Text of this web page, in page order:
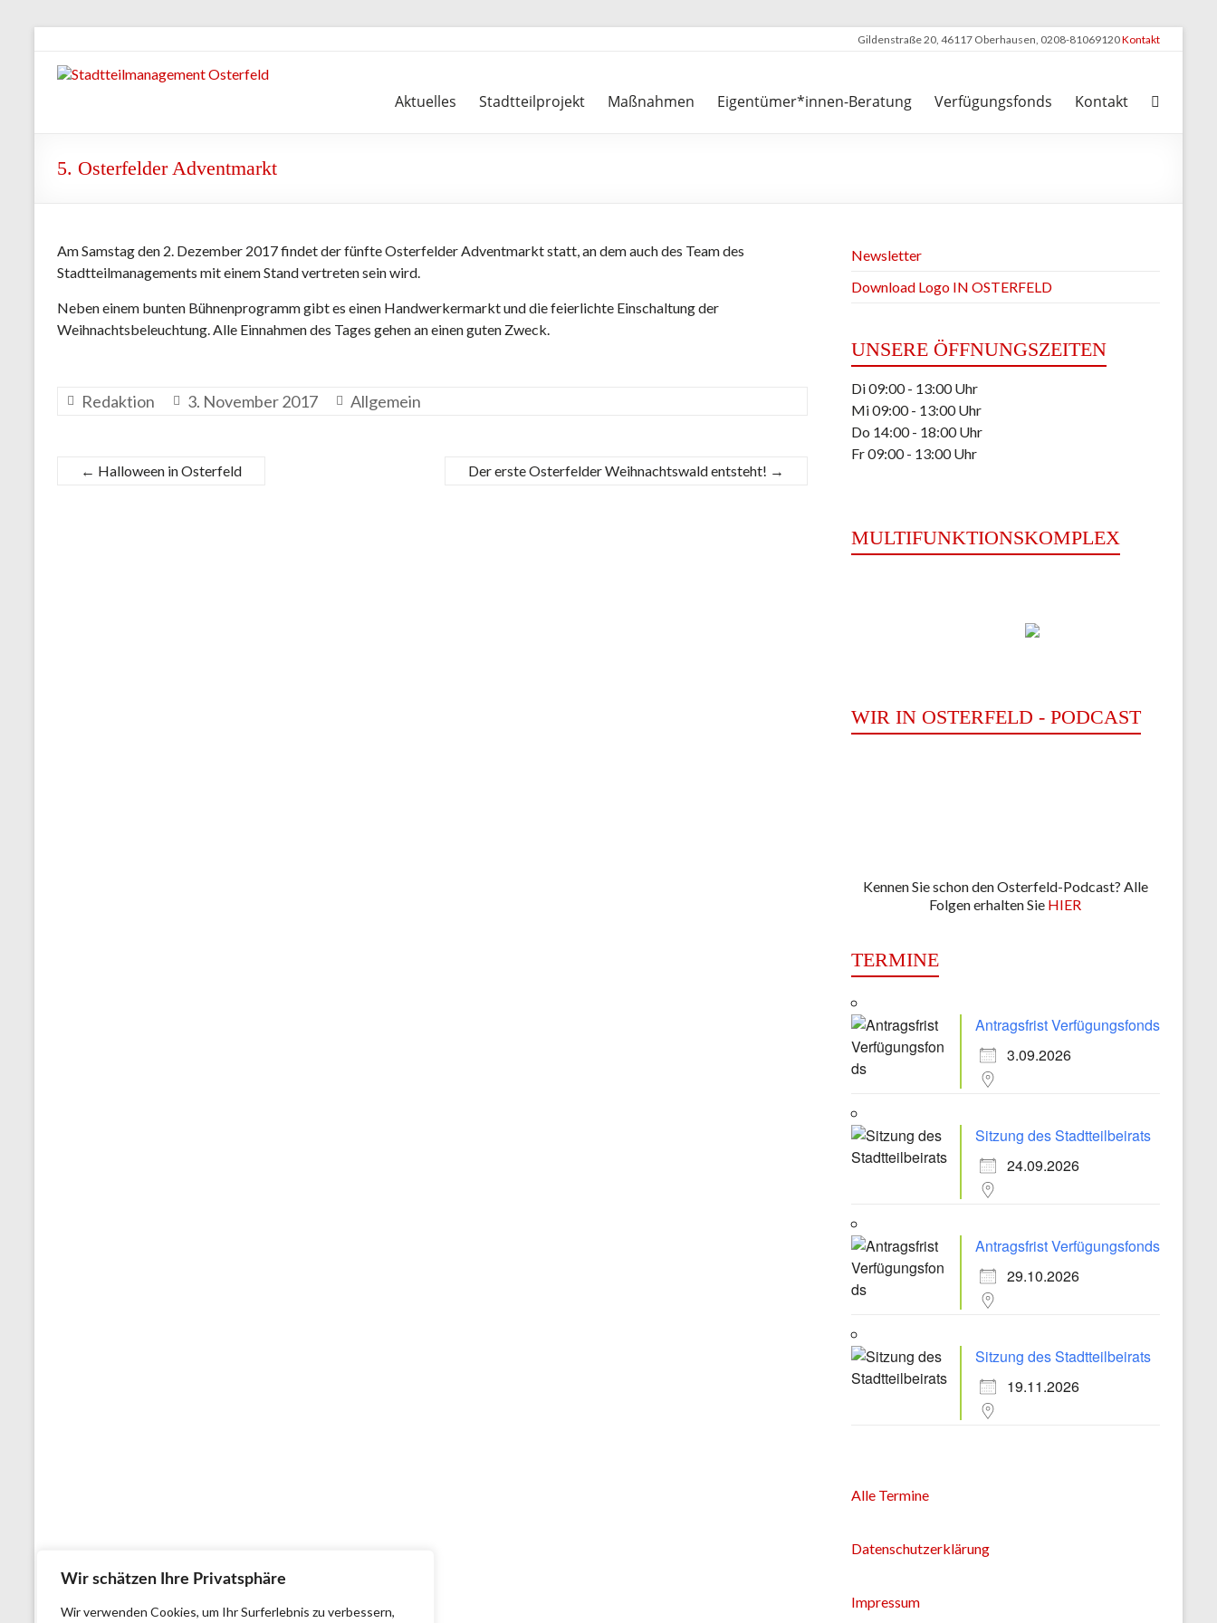
Wir schätzen Ihre Privatsphäre
Wir verwenden Cookies, um Ihr Surferlebnis zu verbessern,
springen
Gildenstraße 20, 46117 Oberhausen, 0208-81069120Kontakt
Stadtteilmanagement
Aktuelles Stadtteilprojekt Maßnahmen Eigentümer*innen-Beratung Verfügungsfonds Kontakt
5. Osterfelder Adventmarkt
Am Samstag den 2. Dezember 2017 findet der fünfte Osterfelder Adventmarkt statt, an dem auch des Team des
Stadtteilmanagements mit einem Stand vertreten sein wird.
Neben einem bunten Bühnenprogramm gibt es einen Handwerkermarkt und die feierlichte Einschaltung der
Weihnachtsbeleuchtung. Alle Einnahmen des Tages gehen an einen guten Zweck.
Redaktion 3. November 2017 Allgemein
← Halloween in Osterfeld Der erste Osterfelder Weihnachtswald entsteht! →
Newsletter
Download Logo IN OSTERFELD
UNSERE ÖFFNUNGSZEITEN
Di 09:00 - 13:00 Uhr
Mi 09:00 - 13:00 Uhr
Do 14:00 - 18:00 Uhr
Fr 09:00 - 13:00 Uhr
MULTIFUNKTIONSKOMPLEX
WIR IN OSTERFELD - PODCAST
Kennen Sie schon den Osterfeld-Podcast? Alle
Folgen erhalten Sie HIER
TERMINE
Antragsfrist Verfügungsfonds
3.09.2026
Sitzung des Stadtteilbeirats
24.09.2026
Antragsfrist Verfügungsfonds
29.10.2026
Sitzung des Stadtteilbeirats
19.11.2026
Alle Termine
Datenschutzerklärung
Impressum